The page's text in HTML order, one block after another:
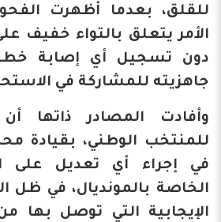
للقلق، بعدما أظهرت
الأمر يتعلق بالتواء خفيف
دون تسجيل أي إصابة
جاهزيته للمشاركة في
وأفادت المصادر ذاتها
للمنتخب الوطني، بقيادة
في إجراء أي تعديل على
الخاصة بالمونديال، في ظل
الإيجابية التي توصل بها